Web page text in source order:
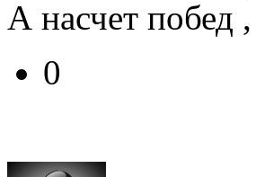
А насчет побед
0